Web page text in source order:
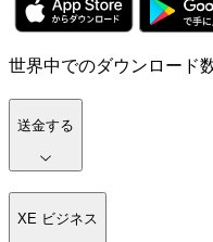
世界中でのダウンロード
送金する
XE ビジネス